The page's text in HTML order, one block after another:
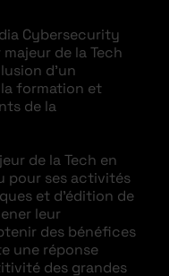
Cybersecurity
de la Tech
d’un
formation et
de la
de la Tech en
pour ses activités
et d’édition de
leur
des bénéfices
une réponse
des grandes